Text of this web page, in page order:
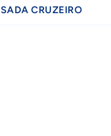
SADA CRUZEIRO